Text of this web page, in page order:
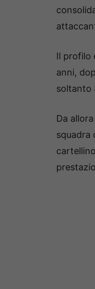
Il profilo
anni,
soltanto
Da
squadra